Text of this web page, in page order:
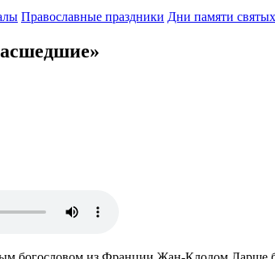
Православные праздники Дни памяти святых